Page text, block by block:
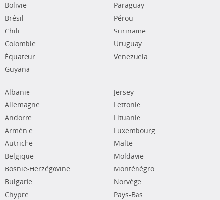
Bolivie
Brésil
Chili
Colombie
Équateur
Guyana
Paraguay
Pérou
Suriname
Uruguay
Venezuela
Albanie
Allemagne
Andorre
Arménie
Autriche
Belgique
Bosnie-Herzégovine
Bulgarie
Chypre
Jersey
Lettonie
Lituanie
Luxembourg
Malte
Moldavie
Monténégro
Norvège
Pays-Bas